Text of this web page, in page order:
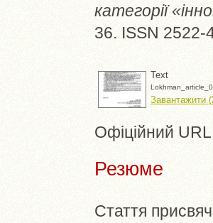
категорії
36. ISSN 2522-
Text
Завантажити
Офіційний
Резюме
Стаття